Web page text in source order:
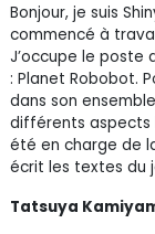
Bonjour, je suis
commencé à
J’occupe le poste
: Planet Robobot.
dans son
différents aspects
été en charge de
écrit les textes du
Tatsuya